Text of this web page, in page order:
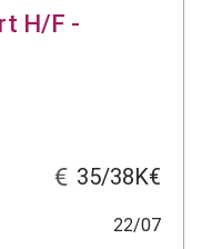
H/F -
35/38K€
22/07